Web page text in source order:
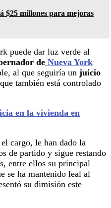
$25 millones para mejoras
puede dar luz verde al
de Nueva York
al que seguiría un juicio
también está controlado
en la vivienda en
cargo, le han dado la
de partido y sigue restando
entre ellos su principal
se ha mantenido leal al
su dimisión este